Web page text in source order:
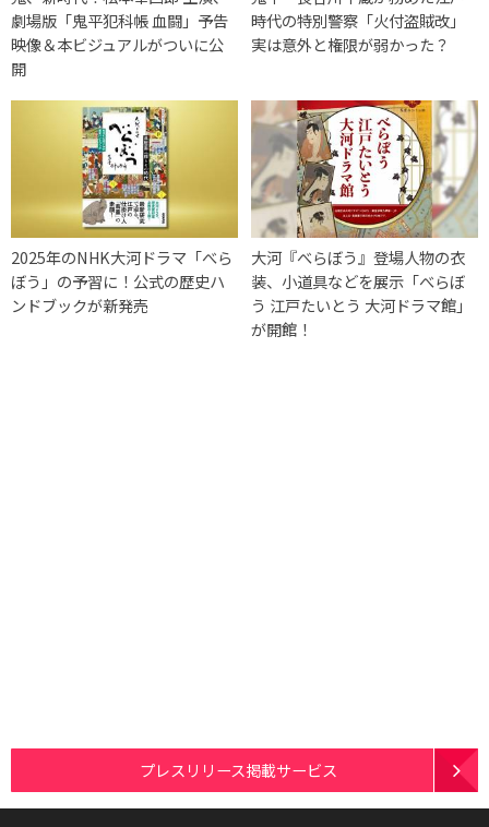
劇場版「鬼平犯科帳 血闘」予告
映像＆本ビジュアルがついに公
開
時代の特別警察「火付盗賊改」
実は意外と権限が弱かった？
2025年のNHK大河ドラマ「べら
ぼう」の予習に！公式の歴史ハ
ンドブックが新発売
大河『べらぼう』登場人物の衣
装、小道具などを展示「べらぼ
う 江戸たいとう 大河ドラマ館」
が開館！
プレスリリース掲載サービス